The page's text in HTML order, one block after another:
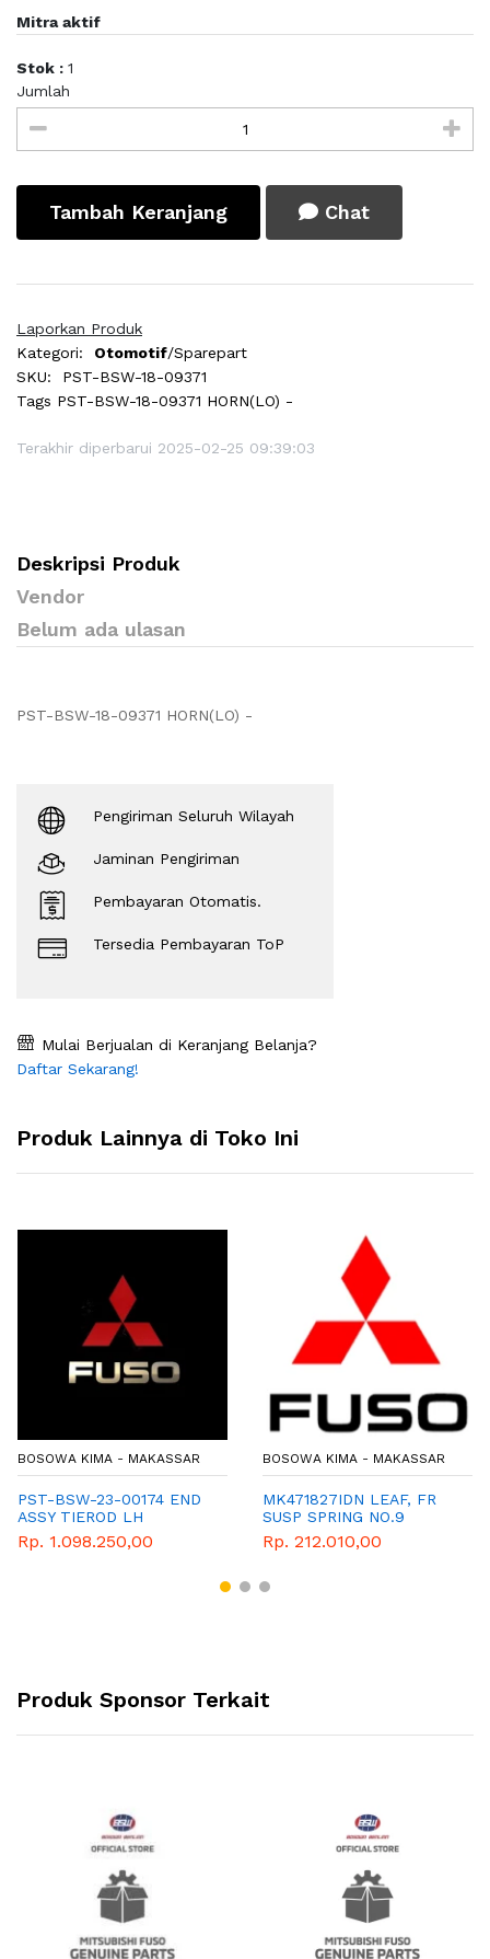
Mitra aktif
Stok : 1
Jumlah
Tambah Keranjang Chat
Laporkan Produk
Kategori:
Otomotif/Sparepart
SKU:
PST-BSW-18-09371
Tags PST-BSW-18-09371 HORN(LO) -
Terakhir diperbarui 2025-02-25 09:39:03
Deskripsi Produk
Vendor
Belum ada ulasan
PST-BSW-18-09371 HORN(LO) -
Pengiriman Seluruh Wilayah
Jaminan Pengiriman
Pembayaran Otomatis.
Tersedia Pembayaran ToP
Mulai Berjualan di Keranjang Belanja?
Daftar Sekarang!
Produk Lainnya di Toko Ini
BOSOWA KIMA - MAKASSAR
PST-BSW-23-00174 END
ASSY TIEROD LH
Rp. 1.098.250,00
BOSOWA KIMA - MAKASSAR
MK471827IDN LEAF, FR
SUSP SPRING NO.9
Rp. 212.010,00
Produk Sponsor Terkait